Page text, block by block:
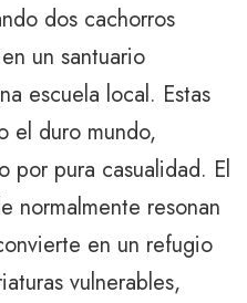
dos cachorros
un santuario
escuela local. Estas
el duro mundo,
por pura casualidad. El
normalmente resonan
en un refugio
vulnerables,